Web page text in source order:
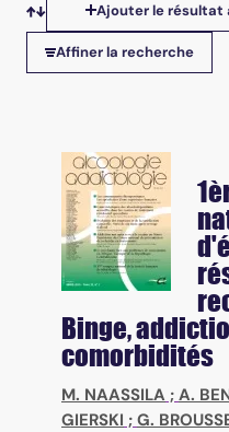
Tris disponibles
Ajouter le résultat
Affiner la recherche
Binge,
comorbidités
M. NAASSILA ; A.
GIERSKI ; G.